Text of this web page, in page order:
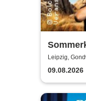
der
Kabarett
Leipzig,
09.08.2026